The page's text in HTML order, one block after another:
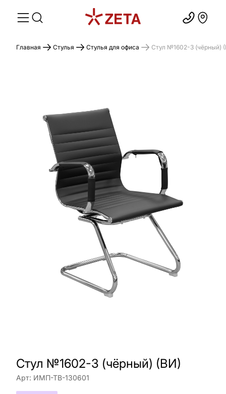
Главная Стулья Стулья для офиса Cтул №1602-3 (чёрный)
Cтул №1602-3 (чёрный) (ВИ)
Арт: ИМП-ТВ-130601